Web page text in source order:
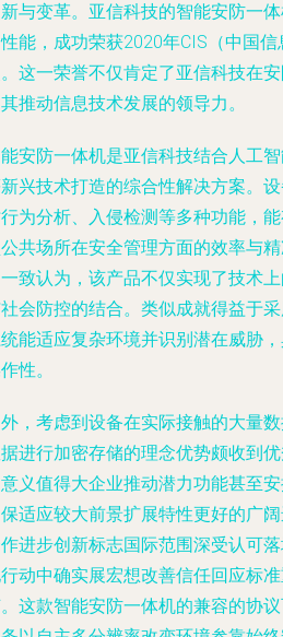
与变革。亚信科技的智能安防一
能，成功荣获2020年CIS（中国
这一荣誉不仅肯定了亚信科技在
推动信息技术发展的领导力。
安防一体机是亚信科技结合人工
兴技术打造的综合性解决方案。
为分析、入侵检测等多种功能，
共场所在安全管理方面的效率与
致认为，该产品不仅实现了技术
会防控的结合。类似成就得益于
能适应复杂环境并识别潜在威胁
性。
，考虑到设备在实际接触的大量
进行加密存储的理念优势颇收到
义值得大企业推动潜力功能甚至
适应较大前景扩展特性更好的广
进步创新标志国际范围深受认可
动中确实展宏想改善信任回应标
这款智能安防一体机的兼容的协